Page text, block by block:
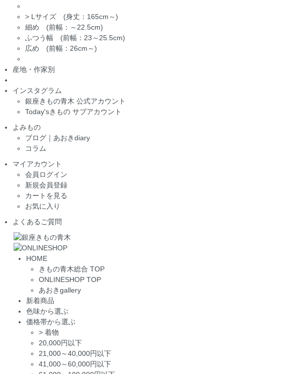
> Lサイズ (身丈：165cm～)
細め (前幅：～22.5cm)
ふつう幅 (前幅：23～25.5cm)
広め (前幅：26cm～)
産地・作家別
インスタグラム
銀座きもの青木 公式アカウント
Today'sきもの サブアカウント
よみもの
ブログ｜あおきdiary
コラム
マイアカウント
会員ログイン
新規会員登録
カートを見る
お気に入り
よくあるご質問
HOME
きもの青木総合 TOP
ONLINESHOP TOP
あおきgallery
新着商品
色味から選ぶ
価格帯から選ぶ
> 着物
20,000円以下
21,000～40,000円以下
41,000～60,000円以下